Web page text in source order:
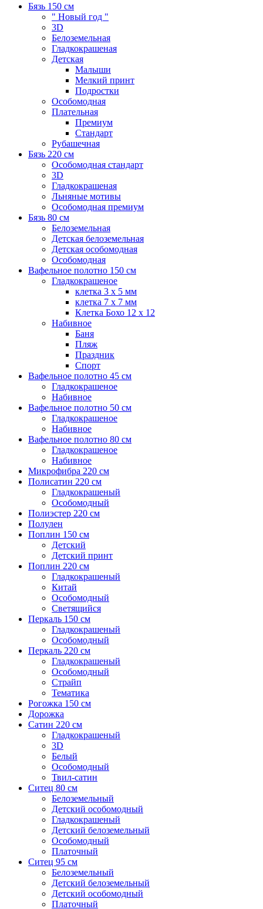
Бязь 150 см
" Новый год "
3D
Белоземельная
Гладкокрашеная
Детская
Малыши
Мелкий принт
Подростки
Особомодная
Плательная
Премиум
Стандарт
Рубашечная
Бязь 220 см
Особомодная стандарт
3D
Гладкокрашеная
Льняные мотивы
Особомодная премиум
Бязь 80 см
Белоземельная
Детская белоземельная
Детская особомодная
Особомодная
Вафельное полотно 150 см
Гладкокрашеное
клетка 3 х 5 мм
клетка 7 х 7 мм
Клетка Бохо 12 x 12
Набивное
Баня
Пляж
Праздник
Спорт
Вафельное полотно 45 см
Гладкокрашеное
Набивное
Вафельное полотно 50 см
Гладкокрашеное
Набивное
Вафельное полотно 80 см
Гладкокрашеное
Набивное
Микрофибра 220 см
Полисатин 220 см
Гладкокрашеный
Особомодный
Полиэстер 220 см
Полулен
Поплин 150 см
Детский
Детский принт
Поплин 220 см
Гладкокрашеный
Китай
Особомодный
Светящийся
Перкаль 150 см
Гладкокрашеный
Особомодный
Перкаль 220 см
Гладкокрашеный
Особомодный
Страйп
Тематика
Рогожка 150 см
Дорожка
Сатин 220 см
Гладкокрашеный
3D
Белый
Особомодный
Твил-сатин
Ситец 80 см
Белоземельный
Детский особомодный
Гладкокрашеный
Детский белоземельный
Особомодный
Платочный
Ситец 95 см
Белоземельный
Детский белоземельный
Детский особомодный
Платочный